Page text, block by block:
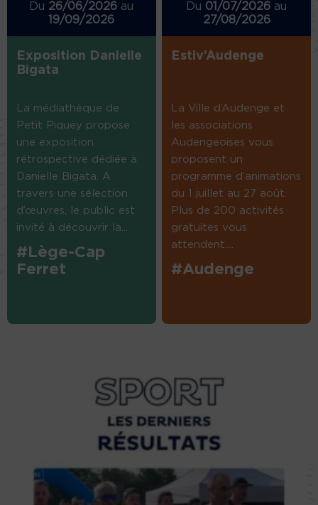
Du 26/06/2026 au
19/09/2026
Exposition Danielle
Bigata
La médiathèque de
Petit Piquey propose
une exposition
rétrospective dédiée à
Danielle Bigata. A
travers une sélection
d’œuvres, le public est
invité à découvrir la...
#Lège-Cap
Ferret
Du 01/07/2026 au
27/08/2026
Estiv’Audenge
La Ville d’Audenge et
les associations
Audengeoises vous
proposent un
programme d’animations
du 1 juillet au 27 août.
Plus de 200 activités
gratuites vous
attendent....
#Audenge